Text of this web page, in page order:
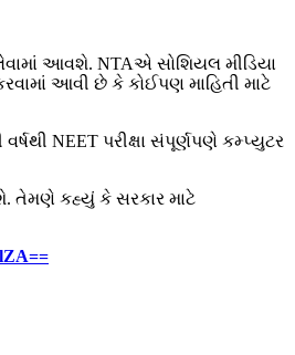
આવશે. NTAએ સોશિયલ મીડિયા
આવી છે કે કોઈપણ માહિતી માટે
NEET પરીક્ષા સંપૂર્ણપણે કમ્પ્યુટર
તેમણે કહ્યું કે સરકાર માટે